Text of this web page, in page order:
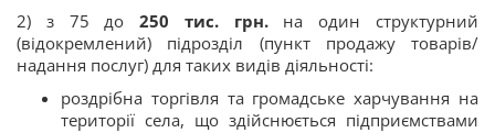
2) з 75 до250 тис. грн.на один структурний
(відокремлений) підрозділ (пункт продажу товарів/
надання послуг) для таких видів діяльності:
роздрібна торгівля та громадське харчування на
території села, що здійснюється підприємствами